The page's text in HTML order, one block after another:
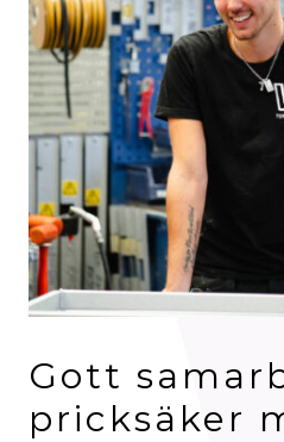
Gott
pricksäker